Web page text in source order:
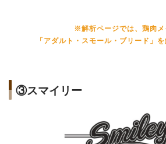
※解析ページでは、鶏肉メ
「アダルト・スモール・ブリード」を
③スマイリー